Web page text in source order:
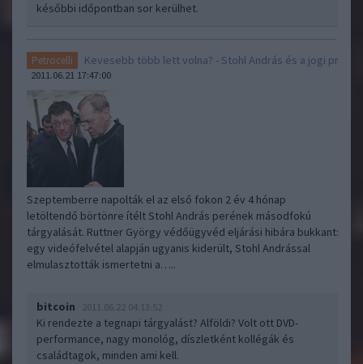
későbbi időpontban sor kerülhet.
Petrocelli Kevesebb több lett volna? - Stohl András és a jogi pr
2011.06.21 17:47:00
Szeptemberre napolták el az első fokon 2 év 4 hónap
letöltendő börtönre ítélt Stohl András perének másodfokú
tárgyalását. Ruttner György védőügyvéd eljárási hibára bukkant:
egy videófelvétel alapján ugyanis kiderült, Stohl Andrással
elmulasztották ismertetni a…..
bitcoin 2011.06.22 04:13:52
Ki rendezte a tegnapi tárgyalást? Alföldi? Volt ott DVD-
performance, nagy monológ, díszletként kollégák és
családtagok, minden ami kell.